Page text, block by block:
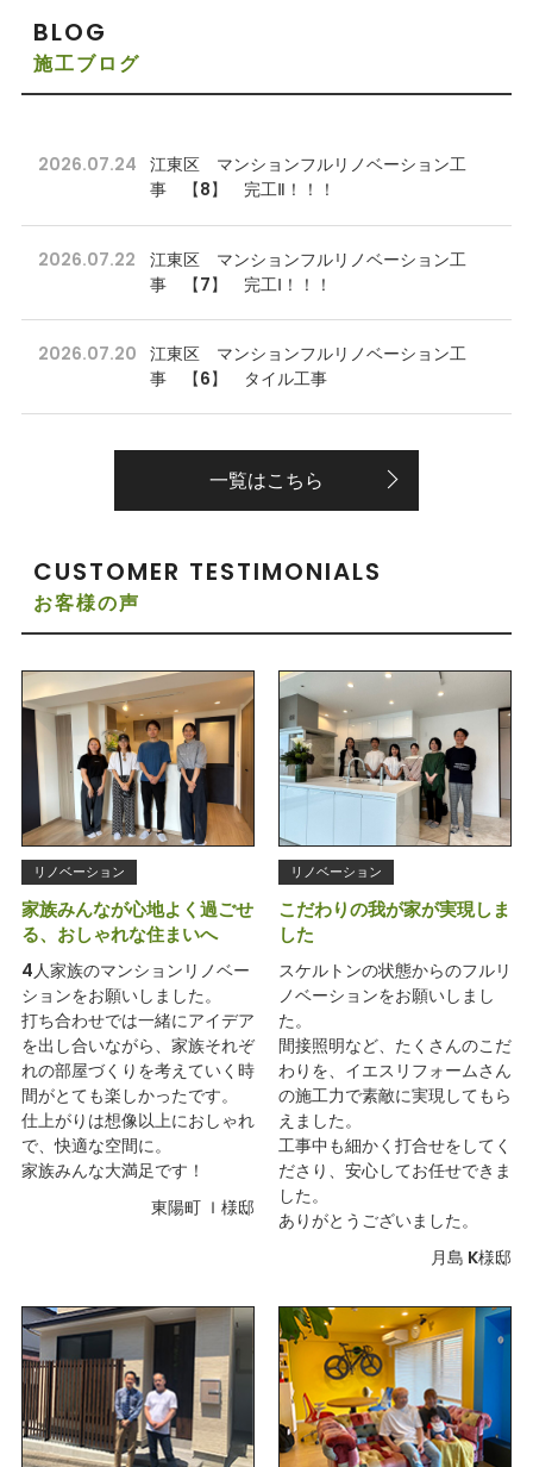
BLOG
施工ブログ
2026.07.24
江東区 マンションフルリノベーション工
事 【8】 完工Ⅱ！！！
2026.07.22
江東区 マンションフルリノベーション工
事 【7】 完工Ⅰ！！！
2026.07.20
江東区 マンションフルリノベーション工
事 【6】 タイル工事
一覧はこちら
CUSTOMER TESTIMONIALS
お客様の声
リノベーション
家族みんなが心地よく過ごせ
る、おしゃれな住まいへ
4人家族のマンションリノベー
ションをお願いしました。
打ち合わせでは一緒にアイデア
を出し合いながら、家族それぞ
れの部屋づくりを考えていく時
間がとても楽しかったです。
仕上がりは想像以上におしゃれ
で、快適な空間に。
家族みんな大満足です！
東陽町 Ｉ様邸
リノベーション
こだわりの我が家が実現しま
した
スケルトンの状態からのフルリ
ノベーションをお願いしまし
た。
間接照明など、たくさんのこだ
わりを、イエスリフォームさん
の施工力で素敵に実現してもら
えました。
工事中も細かく打合せをしてく
ださり、安心してお任せできま
した。
ありがとうございました。
月島 K様邸